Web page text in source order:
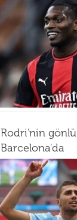
Rodri'nin gönlü
Barcelona'da